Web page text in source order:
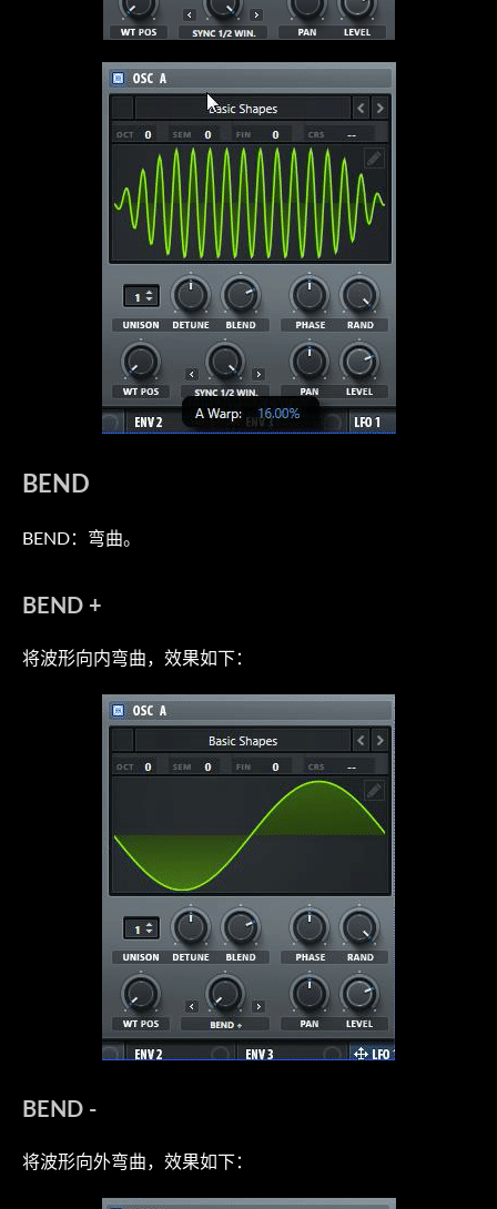
BEND
BEND：弯曲。
BEND +
将波形向内弯曲，效果如下：
BEND -
将波形向外弯曲，效果如下：